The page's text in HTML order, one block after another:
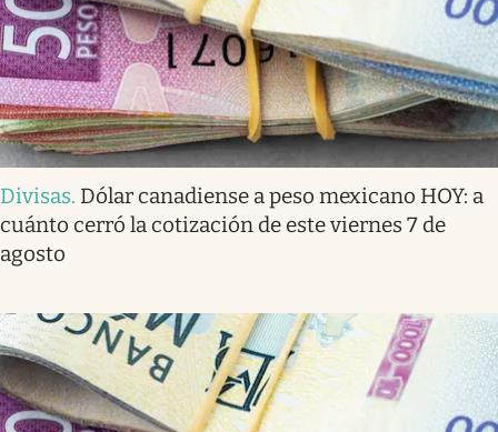
Divisas. Dólar canadiense a peso mexicano HOY: a
cuánto cerró la cotización de este viernes 7 de
agosto